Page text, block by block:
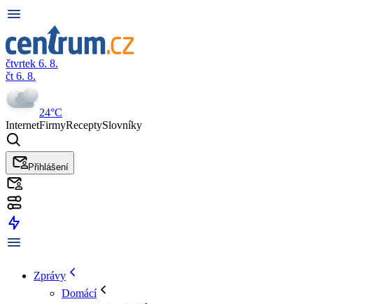
čtvrtek 6. 8.
čt 6. 8.
24°C
InternetFirmyReceptySlovníky
Přihlášení
Zprávy
Domácí